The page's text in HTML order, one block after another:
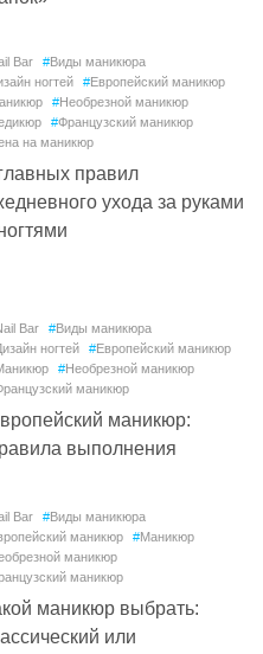
Bar #Виды маникюра
ногтей #Европейский маникюр
#Необрезной маникюр
#Французский маникюр
на маникюр
правил
ухода за руками
Bar #Виды маникюра
ногтей #Европейский маникюр
#Необрезной маникюр
маникюр
маникюр:
выполнения
Bar #Виды маникюра
маникюр #Маникюр
маникюр
маникюр
маникюр выбрать:
или